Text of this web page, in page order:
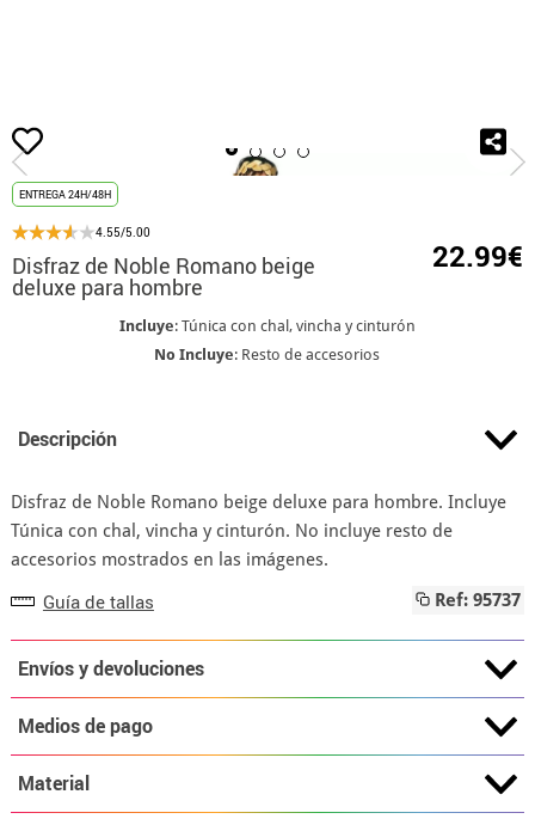
Inicio Disfraz de Noble Romano beige
ENTREGA 24H/48H
4.55/5.00
Disfraz de Noble Romano beige
deluxe para hombre
22.99€
Incluye: Túnica con chal, vincha y cinturón
No Incluye: Resto de accesorios
Descripción
Disfraz de Noble Romano beige deluxe para hombre. Incluye
Túnica con chal, vincha y cinturón. No incluye resto de
accesorios mostrados en las imágenes.
Guía de tallas Ref: 95737
Envíos y devoluciones
Medios de pago
Material